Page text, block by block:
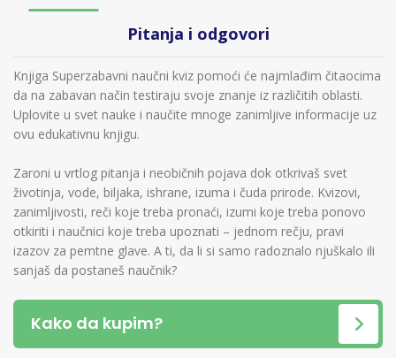
Pitanja i odgovori
Knjiga Superzabavni naučni kviz pomoći će najmlađim čitaocima
da na zabavan način testiraju svoje znanje iz različitih oblasti.
Uplovite u svet nauke i naučite mnoge zanimljive informacije uz
ovu edukativnu knjigu.
Zaroni u vrtlog pitanja i neobičnih pojava dok otkrivaš svet
životinja, vode, biljaka, ishrane, izuma i čuda prirode. Kvizovi,
zanimljivosti, reči koje treba pronaći, izumi koje treba ponovo
otkiriti i naučnici koje treba upoznati – jednom rečju, pravi
izazov za pemtne glave. A ti, da li si samo radoznalo njuškalo ili
sanjaš da postaneš naučnik?
Kako da kupim?